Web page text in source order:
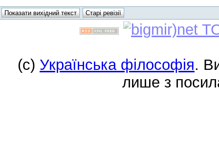
(c) Українська філософія.
лише з